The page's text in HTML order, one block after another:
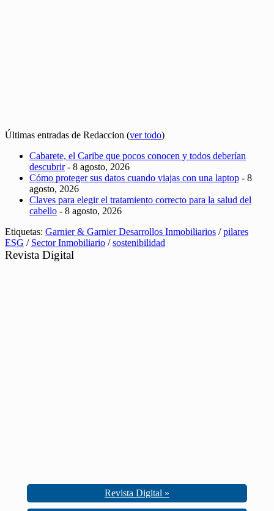
Últimas entradas de Redaccion (ver todo)
Cabarete, el Caribe que pocos conocen y todos deberían
descubrir- 8 agosto, 2026
Cómo proteger sus datos cuando viajas con una laptop - 8
agosto, 2026
Claves para elegir el tratamiento correcto para la salud del
cabello - 8 agosto, 2026
Etiquetas: Garnier & Garnier Desarrollos Inmobiliarios /pilares
ESG / Sector Inmobiliario /sostenibilidad
Revista Digital
Revista Digital »